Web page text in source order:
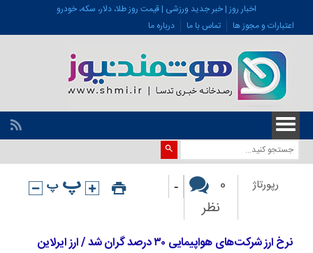
اخبار روز | خبر جدید ورزشی | قیمت روز طلا، دلار، سکه، خودرو
اعتبارات و مجوز ها
تماس با ما درباره ما
رپورتاژ
0
نظر
-
نرخ ارز شرکت‌های هواپیمایی ٣٠ درصد گران شد / ارز ایرلاین